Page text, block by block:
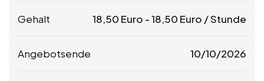
Gehalt 18,50 Euro -18,50 Euro / Stunde
Angebotsende 10/10/2026